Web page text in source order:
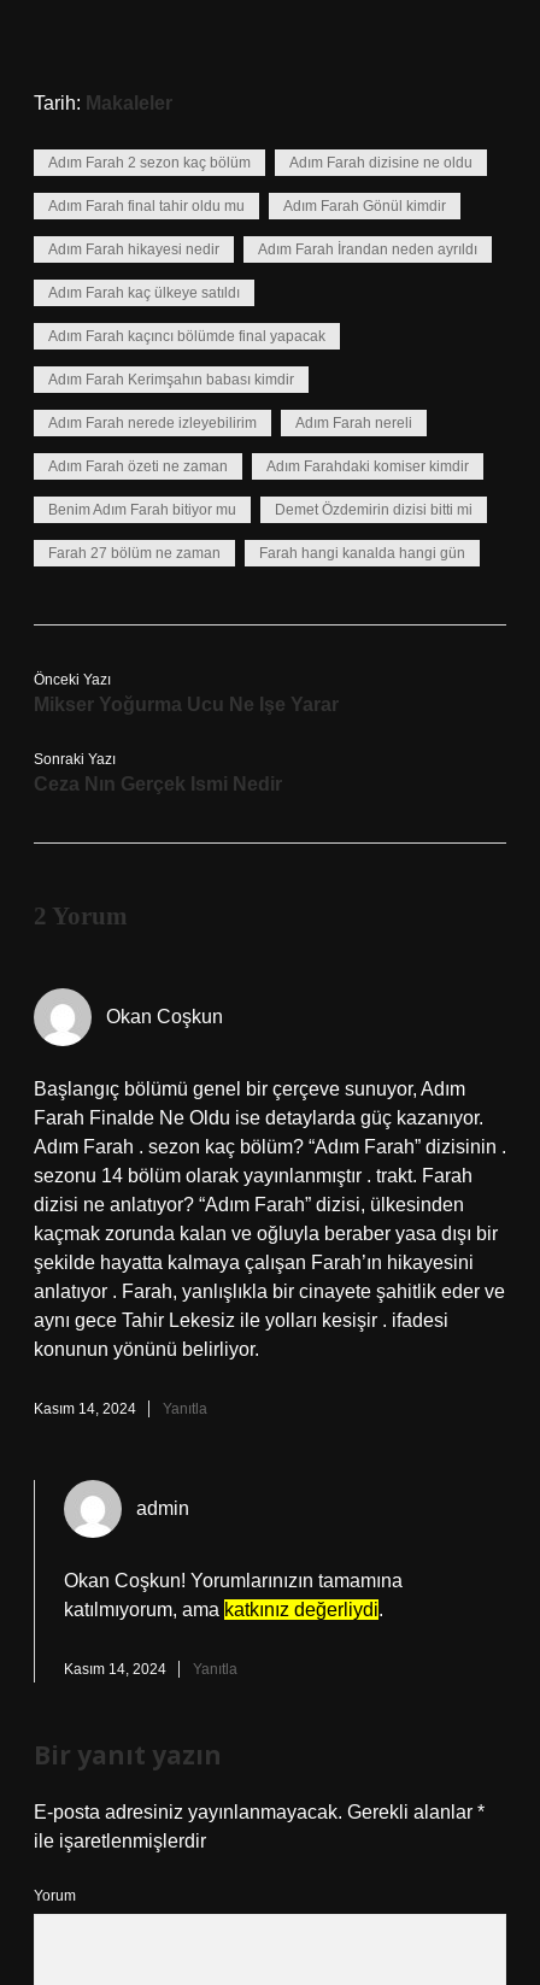
Tarih: Makaleler
Adım Farah 2 sezon kaç bölüm Adım Farah dizisine ne oldu
Adım Farah final tahir oldu mu Adım Farah Gönül kimdir
Adım Farah hikayesi nedir Adım Farah İrandan neden ayrıldı
Adım Farah kaç ülkeye satıldı
Adım Farah kaçıncı bölümde final yapacak
Adım Farah Kerimşahın babası kimdir
Adım Farah nerede izleyebilirim Adım Farah nereli
Adım Farah özeti ne zaman Adım Farahdaki komiser kimdir
Benim Adım Farah bitiyor mu Demet Özdemirin dizisi bitti mi
Farah 27 bölüm ne zaman Farah hangi kanalda hangi gün
Önceki Yazı
Mikser Yoğurma Ucu Ne Işe Yarar
Sonraki Yazı
Ceza Nın Gerçek Ismi Nedir
2 Yorum
Okan Coşkun
Başlangıç bölümü genel bir çerçeve sunuyor, Adım
Farah Finalde Ne Oldu ise detaylarda güç kazanıyor.
Adım Farah . sezon kaç bölüm? “Adım Farah” dizisinin .
sezonu 14 bölüm olarak yayınlanmıştır . trakt. Farah
dizisi ne anlatıyor? “Adım Farah” dizisi, ülkesinden
kaçmak zorunda kalan ve oğluyla beraber yasa dışı bir
şekilde hayatta kalmaya çalışan Farah’ın hikayesini
anlatıyor . Farah, yanlışlıkla bir cinayete şahitlik eder ve
aynı gece Tahir Lekesiz ile yolları kesişir . ifadesi
konunun yönünü belirliyor.
Kasım 14, 2024 Yanıtla
admin
Okan Coşkun! Yorumlarınızın tamamına
katılmıyorum, ama katkınız değerliydi.
Kasım 14, 2024 Yanıtla
Bir yanıt yazın
E-posta adresiniz yayınlanmayacak. Gerekli alanlar *
ile işaretlenmişlerdir
Yorum